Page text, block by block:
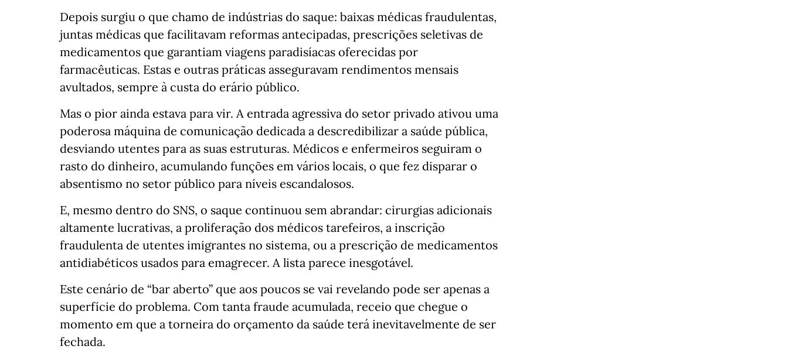
Depois surgiu o que chamo de indústrias do saque: baixas médicas fraudulentas,
juntas médicas que facilitavam reformas antecipadas, prescrições seletivas de
medicamentos que garantiam viagens paradisíacas oferecidas por
farmacêuticas. Estas e outras práticas asseguravam rendimentos mensais
avultados, sempre à custa do erário público.
Mas o pior ainda estava para vir. A entrada agressiva do setor privado ativou uma
poderosa máquina de comunicação dedicada a descredibilizar a saúde pública,
desviando utentes para as suas estruturas. Médicos e enfermeiros seguiram o
rasto do dinheiro, acumulando funções em vários locais, o que fez disparar o
absentismo no setor público para níveis escandalosos.
E, mesmo dentro do SNS, o saque continuou sem abrandar: cirurgias adicionais
altamente lucrativas, a proliferação dos médicos tarefeiros, a inscrição
fraudulenta de utentes imigrantes no sistema, ou a prescrição de medicamentos
antidiabéticos usados para emagrecer. A lista parece inesgotável.
Este cenário de “bar aberto” que aos poucos se vai revelando pode ser apenas a
superfície do problema. Com tanta fraude acumulada, receio que chegue o
momento em que a torneira do orçamento da saúde terá inevitavelmente de ser
fechada.